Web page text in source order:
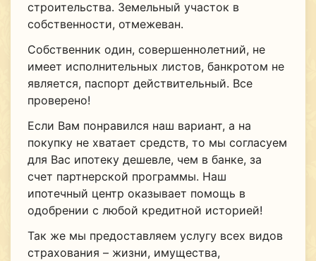
строительства. Земельный участок в
собственности, отмежеван.
Собственник один, совершеннолетний, не
имеет исполнительных листов, банкротом не
является, паспорт действительный. Все
проверено!
Если Вам понравился наш вариант, а на
покупку не хватает средств, то мы согласуем
для Вас ипотеку дешевле, чем в банке, за
счет партнерской программы. Наш
ипотечный центр оказывает помощь в
одобрении с любой кредитной историей!
Так же мы предоставляем услугу всех видов
страхования – жизни, имущества,